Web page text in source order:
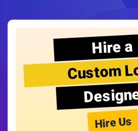
Hire a
Custom
Hire Us